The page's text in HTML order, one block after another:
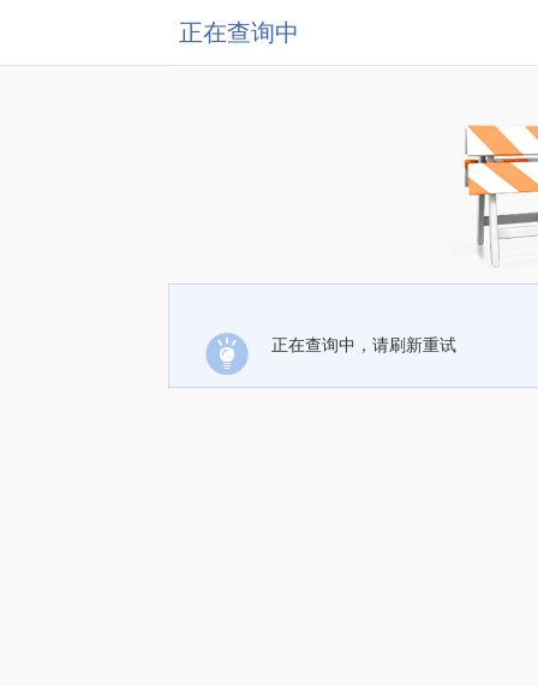
正在查询中
正在查询中，请刷新重试